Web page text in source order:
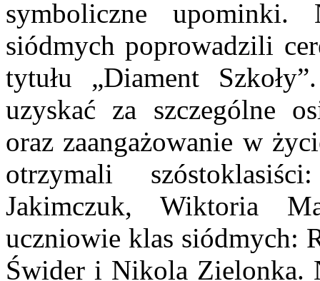
symboliczne upominki.
siódmych poprowadzili
tytułu „Diament
uzyskać za szczególne
oraz zaangażowanie w
otrzymali
Jakimczuk, Wiktoria
uczniowie klas siódmych:
Świder i Nikola Zielonka.